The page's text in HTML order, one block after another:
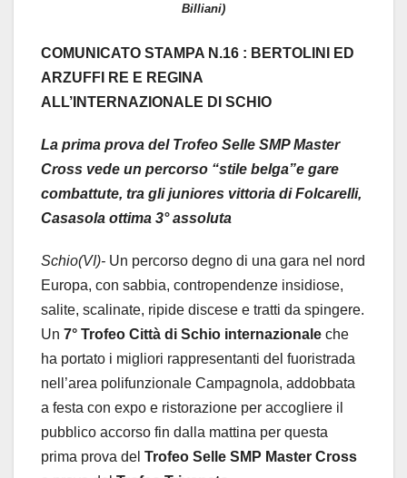
Billiani)
COMUNICATO STAMPA N.16 : BERTOLINI ED
ARZUFFI RE E REGINA
ALL’INTERNAZIONALE DI SCHIO
La prima prova del Trofeo Selle SMP Master
Cross vede un percorso “stile belga”e gare
combattute, tra gli juniores vittoria di Folcarelli,
Casasola ottima 3° assoluta
Schio(VI)- Un percorso degno di una gara nel nord
Europa, con sabbia, contropendenze insidiose,
salite, scalinate, ripide discese e tratti da spingere.
Un 7° Trofeo Città di Schio internazionale che
ha portato i migliori rappresentanti del fuoristrada
nell’area polifunzionale Campagnola, addobbata
a festa con expo e ristorazione per accogliere il
pubblico accorso fin dalla mattina per questa
prima prova del Trofeo Selle SMP Master Cross